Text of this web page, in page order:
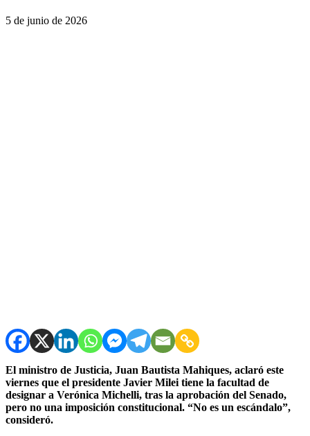
5 de junio de 2026
El ministro de Justicia, Juan Bautista Mahiques, aclaró este
viernes que el presidente Javier Milei tiene la facultad de
designar a Verónica Michelli, tras la aprobación del Senado,
pero no una imposición constitucional. “No es un escándalo”,
consideró.